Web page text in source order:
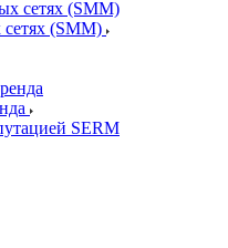
(SMM)
SERM